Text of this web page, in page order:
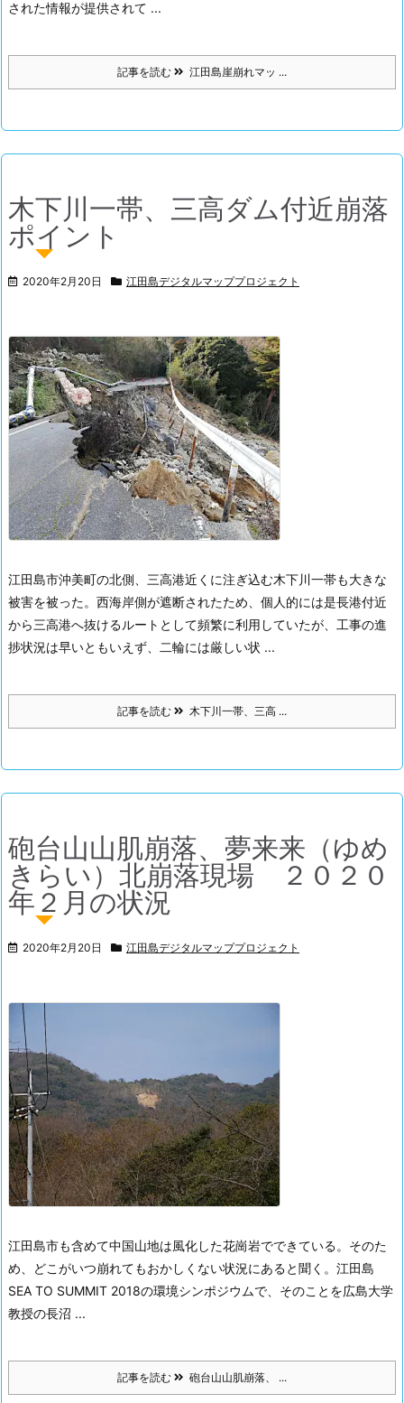
された情報が提供されて ...
記事を読む 江田島崖崩れマッ ...
木下川一帯、三高ダム付近崩落
ポイント
2020年2月20日 江田島デジタルマッププロジェクト
江田島市沖美町の北側、三高港近くに注ぎ込む木下川一帯も大きな
被害を被った。 西海岸側が遮断されたため、個人的には是長港付近
から三高港へ抜けるルートとして頻繁に利用していたが、工事の進
捗状況は早いともいえず、二輪には厳しい状 ...
記事を読む 木下川一帯、三高 ...
砲台山山肌崩落、夢来来（ゆめ
きらい）北崩落現場 ２０２０
年２月の状況
2020年2月20日 江田島デジタルマッププロジェクト
江田島市も含めて中国山地は風化した花崗岩でできている。 そのた
め、どこがいつ崩れてもおかしくない状況にあると聞く。 江田島
SEA TO SUMMIT 2018の環境シンポジウムで、そのことを広島大学
教授の長沼 ...
記事を読む 砲台山山肌崩落、 ...